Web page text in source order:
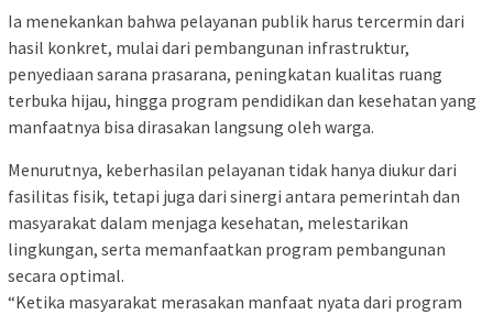
Ia menekankan bahwa pelayanan publik harus tercermin dari
hasil konkret, mulai dari pembangunan infrastruktur,
penyediaan sarana prasarana, peningkatan kualitas ruang
terbuka hijau, hingga program pendidikan dan kesehatan yang
manfaatnya bisa dirasakan langsung oleh warga.
Menurutnya, keberhasilan pelayanan tidak hanya diukur dari
fasilitas fisik, tetapi juga dari sinergi antara pemerintah dan
masyarakat dalam menjaga kesehatan, melestarikan
lingkungan, serta memanfaatkan program pembangunan
secara optimal.
“Ketika masyarakat merasakan manfaat nyata dari program